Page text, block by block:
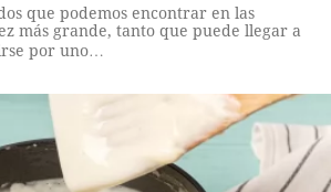
que podemos encontrar en las
más grande, tanto que puede llegar a
por uno…